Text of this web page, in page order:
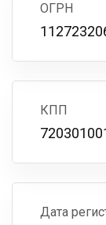
ОГРН
КПП
Дата